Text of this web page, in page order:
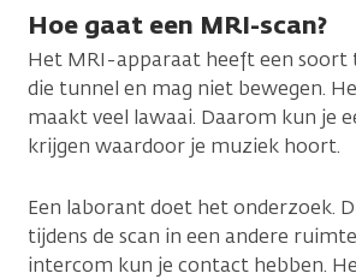
Hoe gaat een MRI-scan?
Het MRI-apparaat heeft een soort
die tunnel en mag niet bewegen.
maakt veel lawaai. Daarom kun je
krijgen waardoor je muziek hoort.
Een laborant doet het onderzoek.
tijdens de scan in een andere
intercom kun je contact hebben.